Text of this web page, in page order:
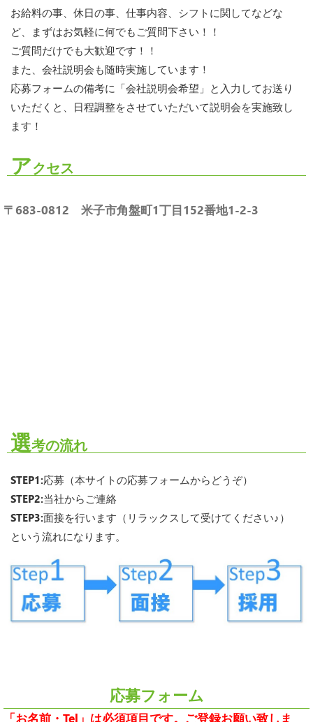
お給料の事、休日の事、仕事内容、シフトに関してなどな
ど、まずはお気軽に何でもご質問下さい！！
ご質問だけでも大歓迎です！！
また、会社説明会も随時実施しています！
応募フォームの備考に「会社説明会希望」と入力してお送り
いただくと、日程調整をさせていただいて説明会を実施致し
ます！
アクセス
〒683-0812 米子市角盤町1丁目152番地1-2-3
選考の流れ
STEP1:応募（本サイトの応募フォームからどうぞ）
STEP2:当社からご連絡
STEP3:面接を行います（リラックスして受けてください♪）
という流れになります。
応募フォーム
「お名前・Tel」は必須項目です。ご登録お願い致しま